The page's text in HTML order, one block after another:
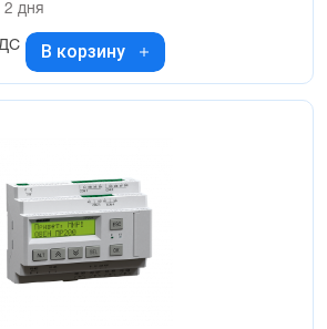
2 дня
В корзину